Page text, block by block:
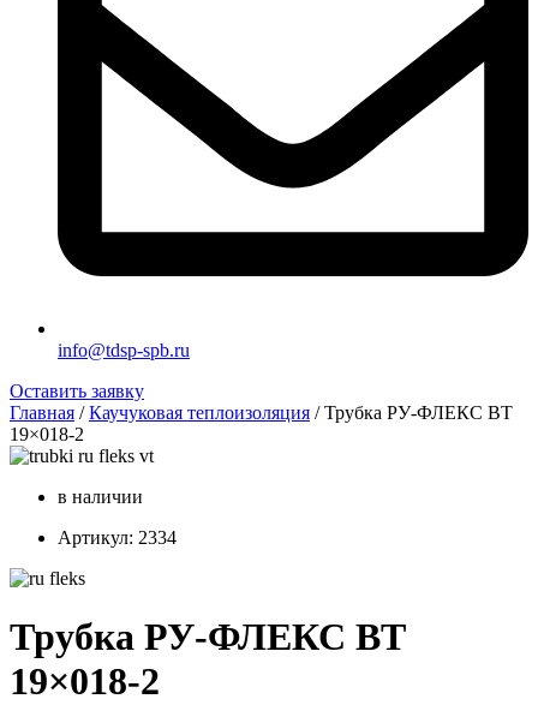
info@tdsp-spb.ru
Оставить заявку
Главная /Каучуковая теплоизоляция / Трубка РУ-ФЛЕКС ВТ
19×018-2
в наличии
Артикул: 2334
Трубка РУ-ФЛЕКС ВТ
19×018-2